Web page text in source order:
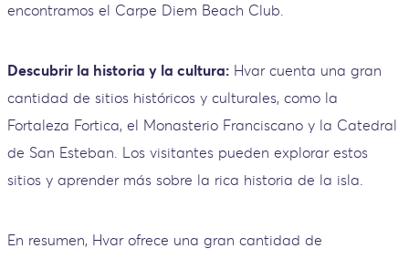
encontramos el Carpe Diem Beach Club.
Descubrir la historia y la cultura: Hvar cuenta una gran
cantidad de sitios históricos y culturales, como la
Fortaleza Fortica, el Monasterio Franciscano y la Catedral
de San Esteban. Los visitantes pueden explorar estos
sitios y aprender más sobre la rica historia de la isla.
En resumen, Hvar ofrece una gran cantidad de